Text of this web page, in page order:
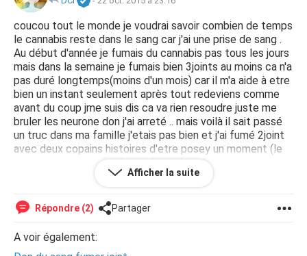
coucou tout le monde je voudrai savoir combien de temps
le cannabis reste dans le sang car j'ai une prise de sang .
Au début d'année je fumais du cannabis pas tous les jours
mais dans la semaine je fumais bien 3joints au moins ca n'a
pas duré longtemps(moins d'un mois) car il m'a aide à etre
bien un instant seulement après tout redeviens comme
avant du coup jme suis dis ca va rien resoudre juste me
bruler les neurone don j'ai arreté .. mais voilà il sait passé
un truc dans ma famille j'etais pas bien et j'ai fumé 2joint
avec deux copains histoires d'etre posey un moment (le
petard n'etait pas fort) . J'ai fumé il y'a 6jours ma prise de
sang est dans 2jours.Est ce que le cannabis est toujours
Mes amis me conseillent de boir beaucoup de lait.Est ce
que le lait ferras disparaitre le cannabis de mon sang ?
Afficher la suite
Répondre (2) Partager
A voir également: